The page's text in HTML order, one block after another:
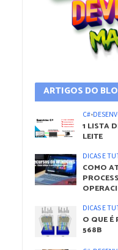
ARTIGOS DO
C#•
1 LISTA
LEITE
DICAS E
COMO
DICAS E
O QUE É
568B